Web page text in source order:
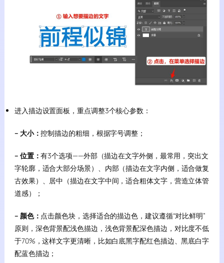
进入描边设置面板，重点调整3个核心参数：
– 大小：控制描边的粗细，根据字号调整；
– 位置：有3个选项——外部（描边在文字外侧，最常用，突出文
字轮廓，适合大部分场景）、内部（描边在文字内侧，适合做复
古效果）、居中（描边在文字中间，适合粗体文字，营造立体管
道感）；
– 颜色： 点击颜色块，选择适合的描边色，建议遵循“对比鲜明”
原则，深色背景配浅色描边，浅色背景配深色描边，对比度不低
于70%，这样文字更清晰，比如白底黑字配红色描边、黑底白字
配蓝色描边；